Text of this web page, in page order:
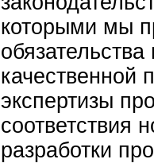
которыми мы
качественной
экспертизы
соответствия
разработки